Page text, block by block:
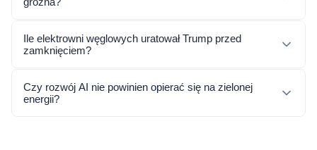
Ile elektrowni węglowych uratował Trump przed
zamknięciem?
Czy rozwój AI nie powinien opierać się na zielonej
energii?